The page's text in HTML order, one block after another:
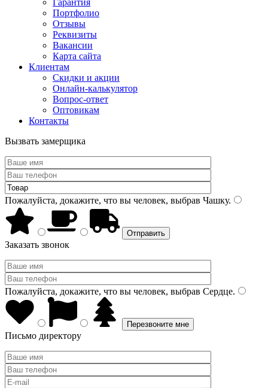
Гарантия
Портфолио
Отзывы
Реквизиты
Вакансии
Карта сайта
Клиентам
Скидки и акции
Онлайн-калькулятор
Вопрос-ответ
Оптовикам
Контакты
Вызвать замерщика
Пожалуйста, докажите, что вы человек, выбрав Чашку.
Заказать звонок
Пожалуйста, докажите, что вы человек, выбрав Сердце.
Письмо директору